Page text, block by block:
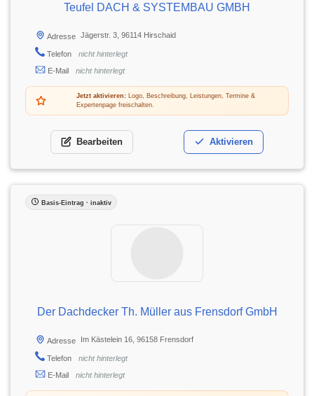
Teufel DACH & SYSTEMBAU GMBH
Adresse Jägerstr. 3, 96114 Hirschaid
Telefon
nicht hinterlegt
E-Mail
nicht hinterlegt
Jetzt aktivieren:Logo, Beschreibung, Leistungen, Termine &
Expertenpage freischalten.
Bearbeiten Aktivieren
Basis-Eintrag · inaktiv
Der Dachdecker Th. Müller aus Frensdorf GmbH
Adresse Im Kästelein 16, 96158 Frensdorf
Telefon
nicht hinterlegt
E-Mail
nicht hinterlegt